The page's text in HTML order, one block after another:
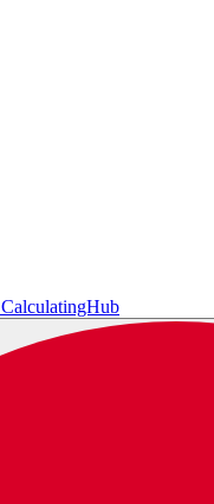
CalculatingHub